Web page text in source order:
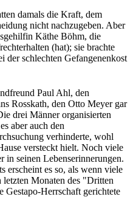
damals die Kraft, dem
nicht nachzugeben. Aber
Käthe Böhm, die
(hat); sie brachte
der schlechten Gefangenenkost
Paul Ahl, den
Rosskath, den Otto Meyer gar
drei Männer organisierten
aber auch den
verhinderte, wohl
versteckt hielt. Noch viele
in seinen Lebenserinnerungen.
erscheint es so, als wenn viele
Monaten des "Dritten
Gestapo-Herrschaft gerichtete